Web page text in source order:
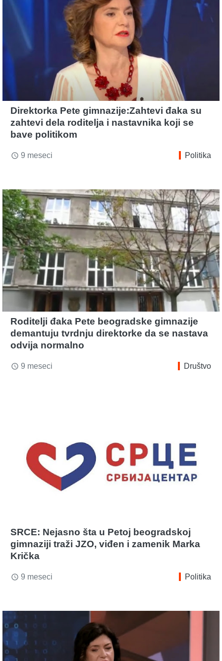
Direktorka Pete gimnazije:Zahtevi đaka su
zahtevi dela roditelja i nastavnika koji se
bave politikom
access_time 9 meseci Politika
Roditelji đaka Pete beogradske gimnazije
demantuju tvrdnju direktorke da se nastava
odvija normalno
access_time 9 meseci Društvo
SRCE: Nejasno šta u Petoj beogradskoj
gimnaziji traži JZO, viđen i zamenik Marka
Krička
access_time 9 meseci Politika